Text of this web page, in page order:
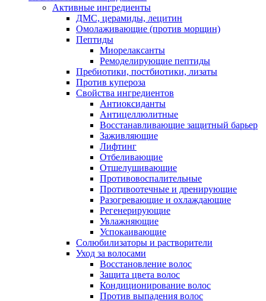
Активные ингредиенты
ДМС, церамиды, лецитин
Омолаживающие (против морщин)
Пептиды
Миорелаксанты
Ремоделирующие пептиды
Пребиотики, постбиотики, лизаты
Против купероза
Свойства ингредиентов
Антиоксиданты
Антицеллюлитные
Восстанавливающие защитный барьер
Заживляющие
Лифтинг
Отбеливающие
Отшелушивающие
Противовоспалительные
Противоотечные и дренирующие
Разогревающие и охлаждающие
Регенерирующие
Увлажняющие
Успокаивающие
Солюбилизаторы и растворители
Уход за волосами
Восстановление волос
Защита цвета волос
Кондиционирование волос
Против выпадения волос